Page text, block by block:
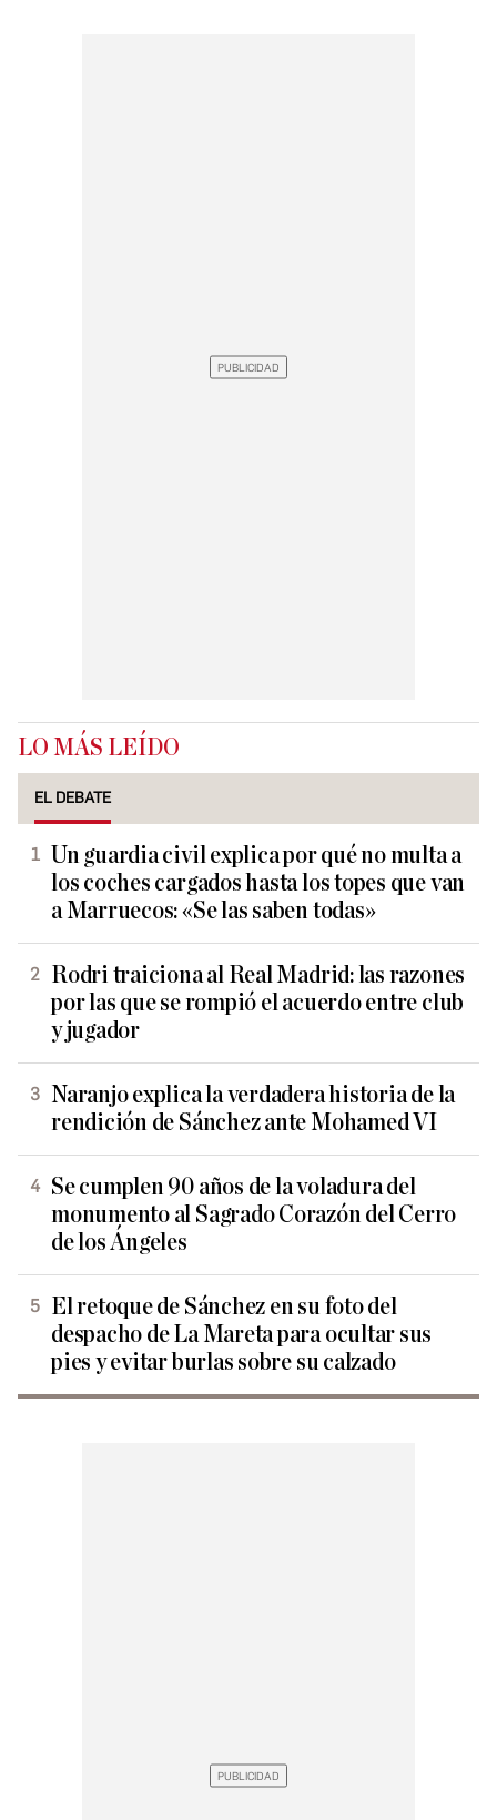
LO MÁS LEÍDO
EL DEBATE
Un guardia civil explica por qué no multa a
los coches cargados hasta los topes que van
a Marruecos: «Se las saben todas»
Rodri traiciona al Real Madrid: las razones
por las que se rompió el acuerdo entre club
y jugador
Naranjo explica la verdadera historia de la
rendición de Sánchez ante Mohamed VI
Se cumplen 90 años de la voladura del
monumento al Sagrado Corazón del Cerro
de los Ángeles
El retoque de Sánchez en su foto del
despacho de La Mareta para ocultar sus
pies y evitar burlas sobre su calzado